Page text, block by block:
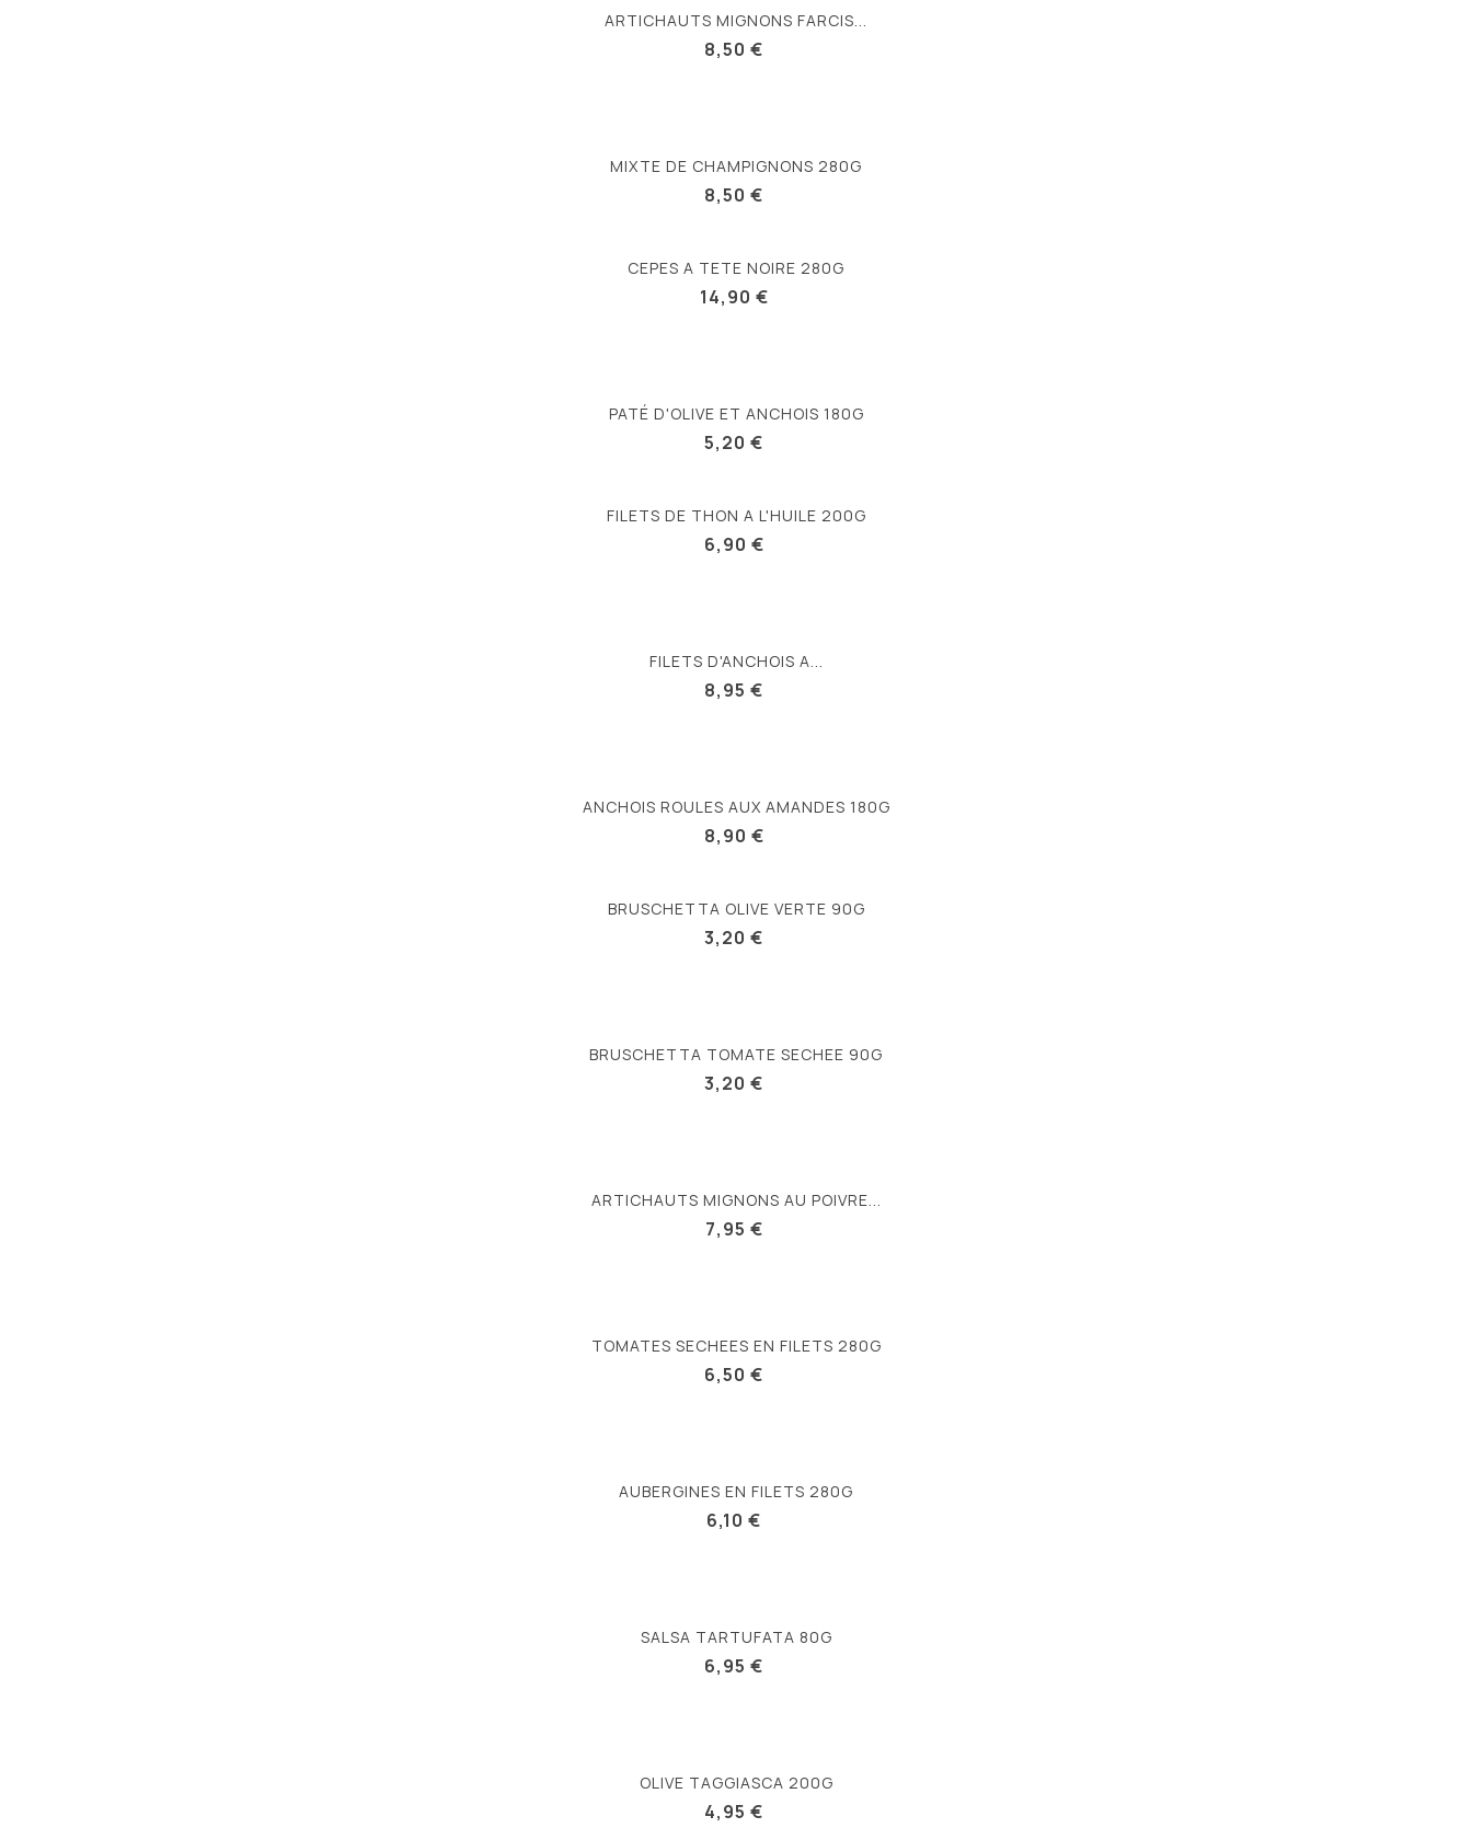
ARTICHAUTS MIGNONS FARCIS...
8,50 €
MIXTE DE CHAMPIGNONS 280G
8,50 €
CEPES A TETE NOIRE 280G
14,90 €
PATÉ D'OLIVE ET ANCHOIS 180G
5,20 €
FILETS DE THON A L'HUILE 200G
6,90 €
FILETS D'ANCHOIS A...
8,95 €
ANCHOIS ROULES AUX AMANDES 180G
8,90 €
BRUSCHETTA OLIVE VERTE 90G
3,20 €
BRUSCHETTA TOMATE SECHEE 90G
3,20 €
ARTICHAUTS MIGNONS AU POIVRE...
7,95 €
TOMATES SECHEES EN FILETS 280G
6,50 €
AUBERGINES EN FILETS 280G
6,10 €
SALSA TARTUFATA 80G
6,95 €
OLIVE TAGGIASCA 200G
4,95 €